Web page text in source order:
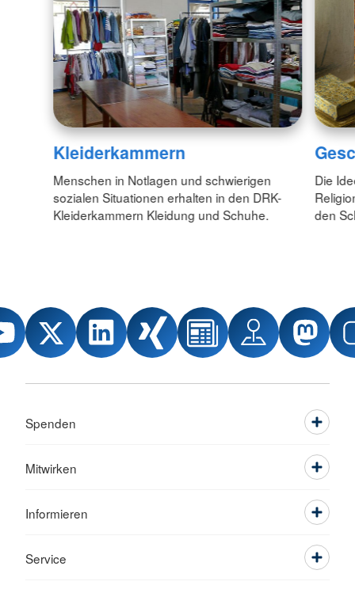
Kleiderkammern
Menschen in Notlagen und schwierigen
sozialen Situationen erhalten in den DRK-
Kleiderkammern Kleidung und Schuhe.
Die
den
Spenden
Mitwirken
Informieren
Service